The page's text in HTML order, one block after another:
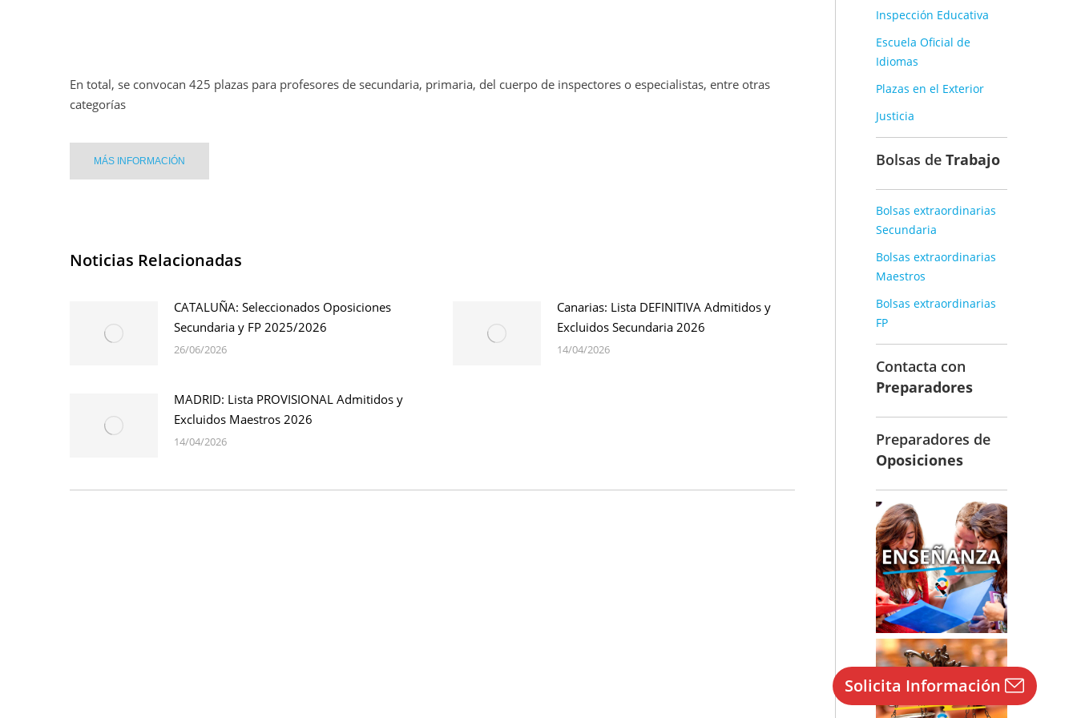
Solicita Información
En total, se convocan 425 plazas para profesores de secundaria, primaria, del cuerpo de inspectores o especialistas, entre otras
categorías
MÁS INFORMACIÓN
Noticias Relacionadas
CATALUÑA: Seleccionados Oposiciones
Secundaria y FP 2025/2026
26/06/2026
Canarias: Lista DEFINITIVA Admitidos y
Excluidos Secundaria 2026
14/04/2026
MADRID: Lista PROVISIONAL Admitidos y
Excluidos Maestros 2026
14/04/2026
Inspección Educativa
Escuela Oficial de
Idiomas
Plazas en el Exterior
Justicia
Bolsas de Trabajo
Bolsas extraordinarias
Secundaria
Bolsas extraordinarias
Maestros
Bolsas extraordinarias
FP
Contacta con
Preparadores
Preparadores de
Oposiciones